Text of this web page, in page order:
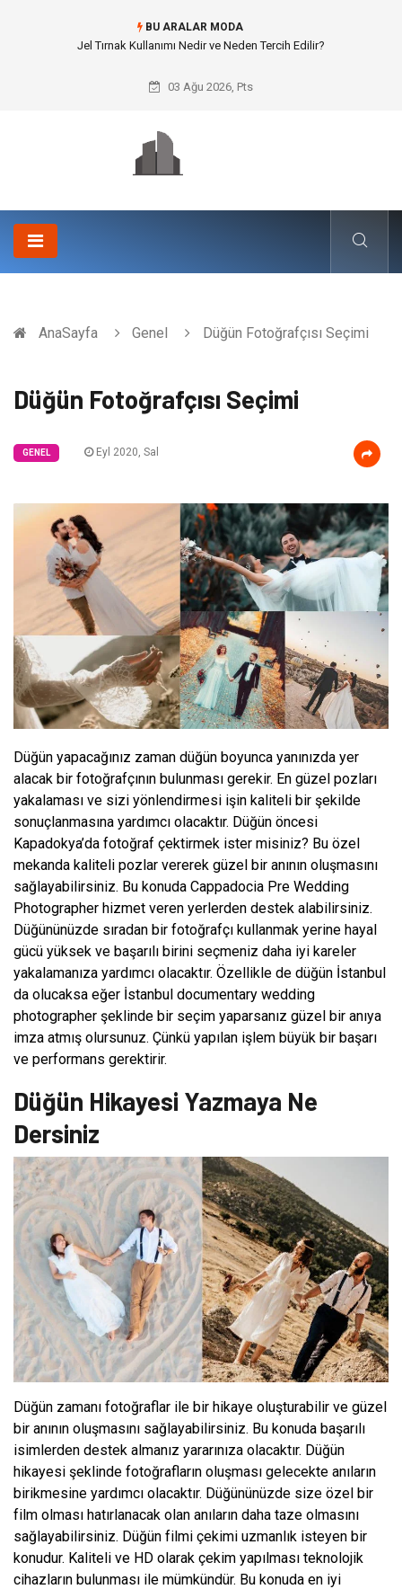
BU ARALAR MODA
Rss3 ile Otomotiv ve Lastik Sanayisinde Yüksek Mukavemet
03 Ağu 2026, Pts
AnaSayfa Genel Düğün Fotoğrafçısı Seçimi
Düğün Fotoğrafçısı Seçimi
GENEL Eyl 2020, Sal
Düğün yapacağınız zaman düğün boyunca yanınızda yer
alacak bir fotoğrafçının bulunması gerekir. En güzel pozları
yakalaması ve sizi yönlendirmesi işin kaliteli bir şekilde
sonuçlanmasına yardımcı olacaktır. Düğün öncesi
Kapadokya’da fotoğraf çektirmek ister misiniz? Bu özel
mekanda kaliteli pozlar vererek güzel bir anının oluşmasını
sağlayabilirsiniz. Bu konuda Cappadocia Pre Wedding
Photographer hizmet veren yerlerden destek alabilirsiniz.
Düğününüzde sıradan bir fotoğrafçı kullanmak yerine hayal
gücü yüksek ve başarılı birini seçmeniz daha iyi kareler
yakalamanıza yardımcı olacaktır. Özellikle de düğün İstanbul
da olucaksa eğer İstanbul documentary wedding
photographer şeklinde bir seçim yaparsanız güzel bir anıya
imza atmış olursunuz. Çünkü yapılan işlem büyük bir başarı
ve performans gerektirir.
Düğün Hikayesi Yazmaya Ne
Dersiniz
Düğün zamanı fotoğraflar ile bir hikaye oluşturabilir ve güzel
bir anının oluşmasını sağlayabilirsiniz. Bu konuda başarılı
isimlerden destek almanız yararınıza olacaktır. Düğün
hikayesi şeklinde fotoğrafların oluşması gelecekte anıların
birikmesine yardımcı olacaktır. Düğününüzde size özel bir
film olması hatırlanacak olan anıların daha taze olmasını
sağlayabilirsiniz. Düğün filmi çekimi uzmanlık isteyen bir
konudur. Kaliteli ve HD olarak çekim yapılması teknolojik
cihazların bulunması ile mümkündür. Bu konuda en iyi